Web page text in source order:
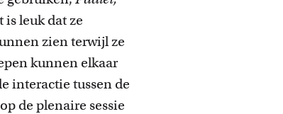
leuk dat ze
zien terwijl ze
kunnen elkaar
interactie tussen de
de plenaire sessie